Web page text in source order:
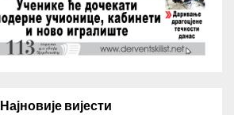
Најновије вијести